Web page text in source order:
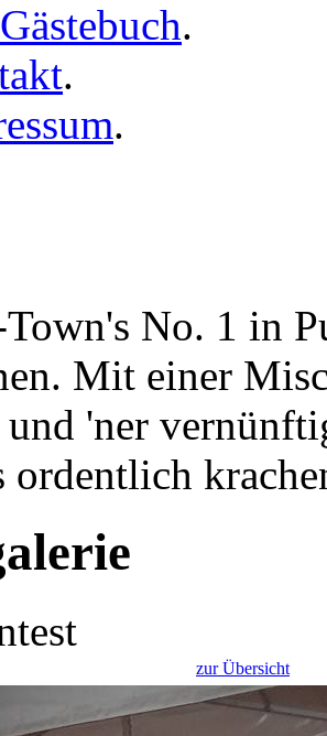
Gästebuch.
.
.
No. 1 in
Mit einer
'ner
ordentlich
zur Übersicht